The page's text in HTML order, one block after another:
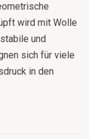
wird mit Wolle
und
sich für viele
in den